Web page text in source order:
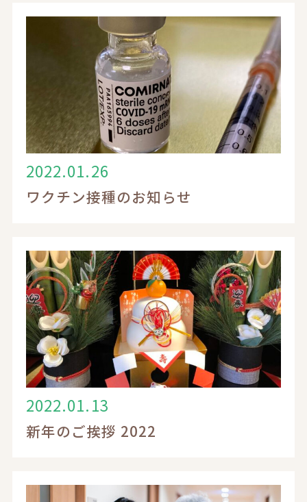
2022.01.26
ワクチン接種のお知らせ
2022.01.13
新年のご挨拶 2022